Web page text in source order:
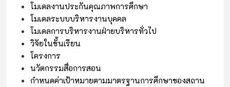
โมเดลงานประกันคุณภาพการศึกษา
โมเดลระบบบริหารงานบุคคล
โมเดลการบริหารงานฝ่ายบริหารทั่วไป
วิจัยในชั้นเรียน
โครงการ
นวัตกรรมสื่อการสอน
กำหนดค่าเป้าหมายตามมาตรฐานการศึกษาของสถาน